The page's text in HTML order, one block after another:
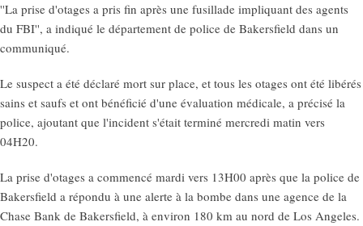
''La prise d'otages a pris fin après une fusillade impliquant des agents
du FBI'', a indiqué le département de police de Bakersfield dans un
communiqué.
Le suspect a été déclaré mort sur place, et tous les otages ont été libérés
sains et saufs et ont bénéficié d'une évaluation médicale, a précisé la
police, ajoutant que l'incident s'était terminé mercredi matin vers
04H20.
La prise d'otages a commencé mardi vers 13H00 après que la police de
Bakersfield a répondu à une alerte à la bombe dans une agence de la
Chase Bank de Bakersfield, à environ 180 km au nord de Los Angeles.